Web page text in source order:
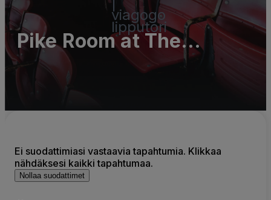
viagogo
lipputori
Pike Room at The
Crofoot Parking Lots
Ei suodattimiasi vastaavia tapahtumia. Klikkaa
nähdäksesi kaikki tapahtumaa.
Nollaa suodattimet